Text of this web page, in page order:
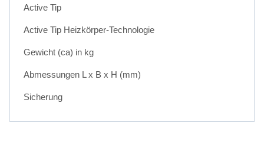
Active Tip
Active Tip Heizkörper-Technologie
Gewicht (ca) in kg
Abmessungen L x B x H (mm)
Sicherung